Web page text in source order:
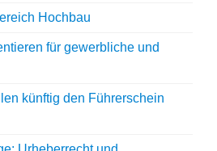
Hochbau
für gewerbliche und
künftig den Führerschein